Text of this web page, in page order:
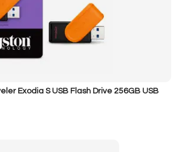
Exodia S USB Flash Drive 256GB USB